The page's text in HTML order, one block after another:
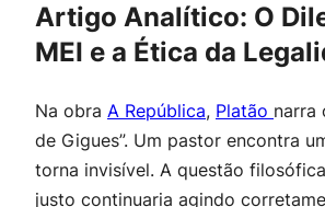
Artigo Analítico: O
MEI e a Ética da
Na obra A República, Platão narra
de Gigues”. Um pastor encontra
torna invisível. A questão
justo continuaria agindo